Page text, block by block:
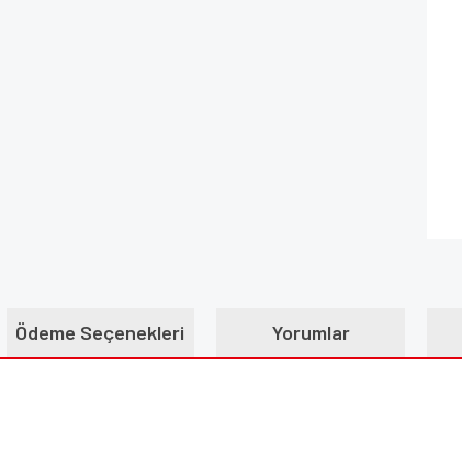
Ödeme Seçenekleri Yorumlar